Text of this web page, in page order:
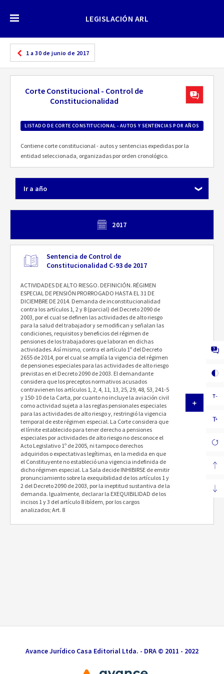
LEGISLACIÓN ARL
1 a 30 de junio de 2017
Corte Constitucional - Control de
Constitucionalidad
LISTADO DE CORTE CONSTITUCIONAL - AUTOS Y SENTENCIAS POR AÑOS
Contiene corte constitucional - autos y sentencias expedidas por la
entidad seleccionada, organizadas por orden cronológico.
Ir a año
2017
Sentencia de Control de
Constitucionalidad C-93 de 2017
ACTIVIDADES DE ALTO RIESGO. DEFINICIÓN. RÉGIMEN
ESPECIAL DE PENSIÓN PRORROGADO HASTA EL 31 DE
DICIEMBRE DE 2014. Demanda de inconstitucionalidad
contra los artículos 1, 2 y 8 (parcial) del Decreto 2090 de
2003, por el cual se definen las actividades de alto riesgo
para la salud del trabajador y se modifican y señalan las
condiciones, requisitos y beneficios del régimen de
pensiones de los trabajadores que laboran en dichas
actividades. Así mismo, contra el artículo 1º del Decreto
2655 de 2014, por el cual se amplía la vigencia del régimen
de pensiones especiales para las actividades de alto riesgo
previstas en el Decreto 2090 de 2003. El demandante
considera que los preceptos normativos acusados
contravienen los artículos 1, 2, 4, 11, 13, 25, 29, 48, 53, 241-5
y 150-10 de la Carta, por cuanto no incluye la aviación civil
como actividad sujeta a las reglas pensionales especiales
para las actividades de alto riesgo y, restringió la vigencia
temporal de este régimen especial. La Corte considera que
el límite establecido para tener derecho a pensiones
especiales por actividades de alto riesgo no desconoce el
Acto Legislativo 1º de 2005, ni tampoco derechos
adquiridos o expectativas legítimas, en la medida en que
el Constituyente no estableció una vigencia indefinida de
dicho régimen especial. La Sala decide INHIBIRSE de emitir
pronunciamiento sobre la exequibilidad de los artículos 1 y
2 del Decreto 2090 de 2003, por la ineptitud sustantiva de la
demanda. Igualmente, declarar la EXEQUIBILIDAD de los
incisos 1 y 3 del artículo 8 ibídem, por los cargos
analizados; Art. 8
Avance Jurídico Casa Editorial Ltda. - DRA © 2011 - 2022